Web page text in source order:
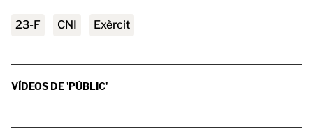
23-F CNI exèrcit
VÍDEOS DE 'PÚBLIC'